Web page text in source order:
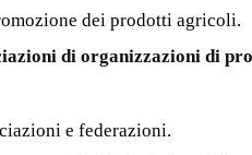
dei prodotti agricoli.
di organizzazioni di
e federazioni.